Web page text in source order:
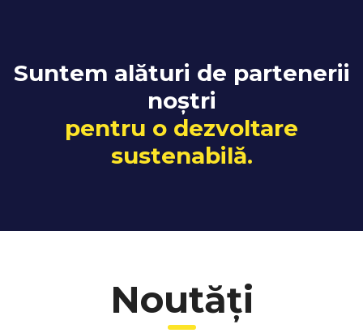
Suntem alături de partenerii
noștri
pentru o dezvoltare
sustenabilă.
Noutăți